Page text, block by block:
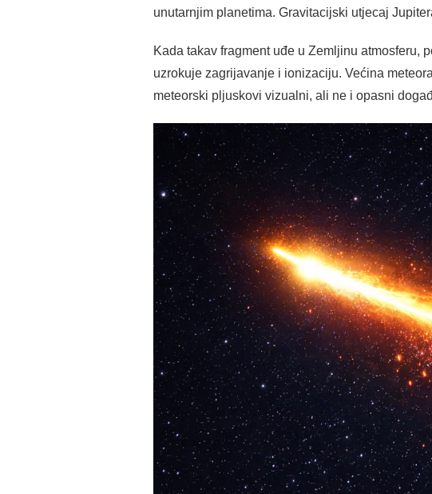
unutarnjim planetima. Gravitacijski utjecaj
Kada takav fragment uđe u Zemljinu atmosferu,
uzrokuje zagrijavanje i ionizaciju. Većina
meteorski pljuskovi vizualni, ali ne i opasni